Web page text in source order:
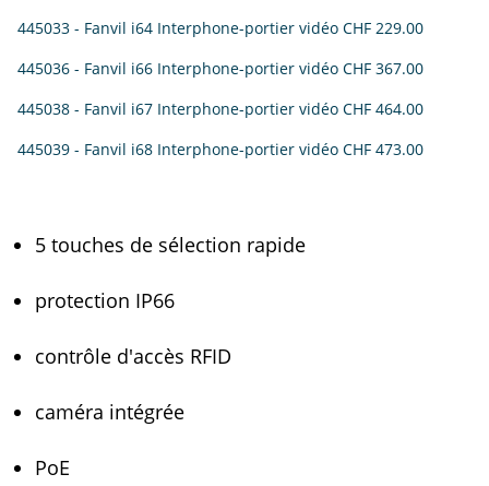
445033 - Fanvil i64 Interphone-portier vidéo CHF 229.00
445036 - Fanvil i66 Interphone-portier vidéo CHF 367.00
445038 - Fanvil i67 Interphone-portier vidéo CHF 464.00
445039 - Fanvil i68 Interphone-portier vidéo CHF 473.00
5 touches de sélection rapide
protection IP66
contrôle d'accès RFID
caméra intégrée
PoE